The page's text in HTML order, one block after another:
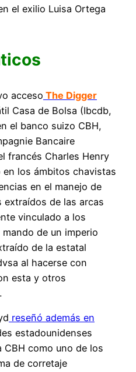
el exilio Luisa Ortega
acceso The Digger
Casa de Bolsa (Ibcdb,
el banco suizo CBH,
Bancaire
francés Charles Henry
los ámbitos chavistas
en el manejo de
de las arcas
vinculado a los
mando de un imperio
de la estatal
al hacerse con
esta y otros
reseñó además en
estadounidenses
como uno de los
de corretaje